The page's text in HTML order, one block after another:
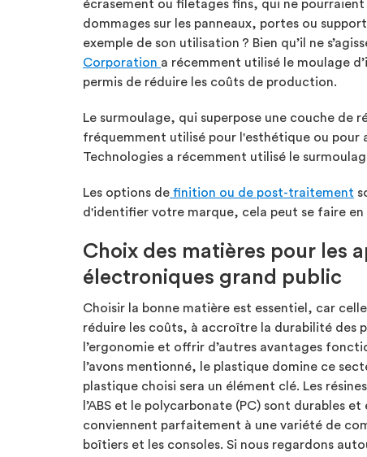
écrasement ou filetages fins, qui ne
dommages sur les panneaux, portes ou
exemple de son utilisation ? Bien qu’il ne
Corporation a récemment utilisé le moulage
permis de réduire les coûts de production.
Le surmoulage, qui superpose une couche de
fréquemment utilisé pour l'esthétique ou pour
Technologies a récemment utilisé le
Les options de finition ou de post-traitement
d'identifier votre marque, cela peut se faire
Choix des matières pour les
électroniques grand public
Choisir la bonne matière est essentiel, car
réduire les coûts, à accroître la durabilité des
l’ergonomie et offrir d’autres avantages
l’avons mentionné, le plastique domine ce
plastique choisi sera un élément clé. Les
l’ABS et le polycarbonate (PC) sont durables
conviennent parfaitement à une variété de
boîtiers et les consoles. Si nous regardons